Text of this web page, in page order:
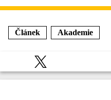
Článek Akademie